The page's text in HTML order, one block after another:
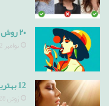
۲۰ روش رفع سوزش فلفل در چشم (بهترین ترفندها)
نوامبر 2, 2024
12 بهترین دعای زیبا شدن صورت (و 7 ذکر واقعا موثر)
ژوئن 28, 2025